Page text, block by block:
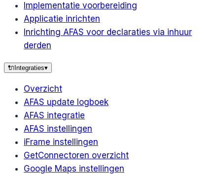
Implementatie voorbereiding
Applicatie inrichten
Inrichting AFAS voor declaraties via inhuur
derden
🔌 Integraties▾
Overzicht
AFAS update logboek
AFAS integratie
AFAS instellingen
iFrame instellingen
GetConnectoren overzicht
Google Maps instellingen